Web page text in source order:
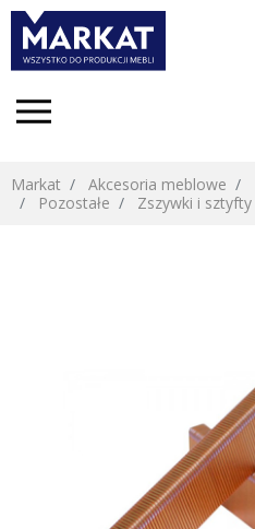
Markat Akcesoria meblowe
Pozostałe
Zszywki i sztyfty